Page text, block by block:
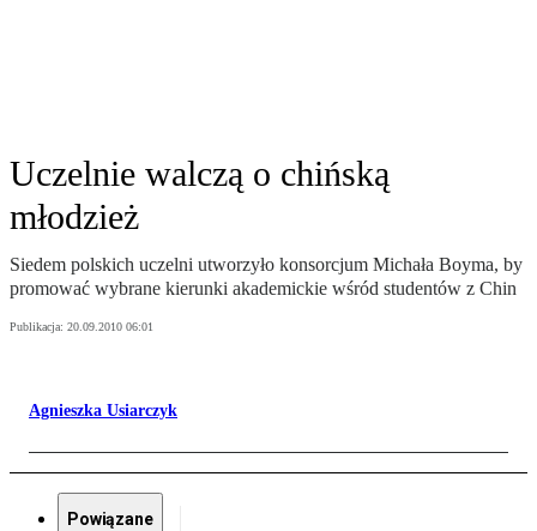
Uczelnie walczą o chińską
młodzież
Siedem polskich uczelni utworzyło konsorcjum Michała Boyma, by
promować wybrane kierunki akademickie wśród studentów z Chin
Publikacja: 20.09.2010 06:01
Agnieszka Usiarczyk
Powiązane